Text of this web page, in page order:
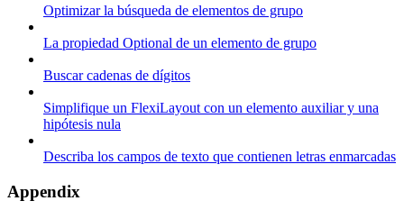
Optimizar la búsqueda de elementos de grupo
La propiedad Optional de un elemento de grupo
Buscar cadenas de dígitos
Simplifique un FlexiLayout con un elemento auxiliar y una
hipótesis nula
Describa los campos de texto que contienen letras enmarcadas
Appendix